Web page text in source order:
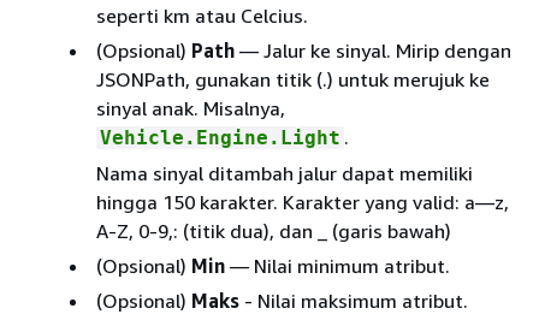
seperti km atau Celcius.
(Opsional) Path — Jalur ke sinyal. Mirip dengan
JSONPath, gunakan titik (.) untuk merujuk ke
sinyal anak. Misalnya,
Vehicle.Engine.Light .
Nama sinyal ditambah jalur dapat memiliki
hingga 150 karakter. Karakter yang valid: a—z,
A-Z, 0-9,: (titik dua), dan _ (garis bawah)
(Opsional) Min — Nilai minimum atribut.
(Opsional) Maks - Nilai maksimum atribut.